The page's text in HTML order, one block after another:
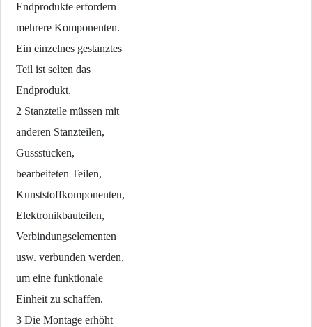
Endprodukte erfordern
mehrere Komponenten.
Ein einzelnes gestanztes
Teil ist selten das
Endprodukt.
2 Stanzteile müssen mit
anderen Stanzteilen,
Gussstücken,
bearbeiteten Teilen,
Kunststoffkomponenten,
Elektronikbauteilen,
Verbindungselementen
usw. verbunden werden,
um eine funktionale
Einheit zu schaffen.
3 Die Montage erhöht